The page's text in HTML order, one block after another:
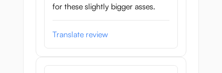
for these slightly bigger asses.
Translate review